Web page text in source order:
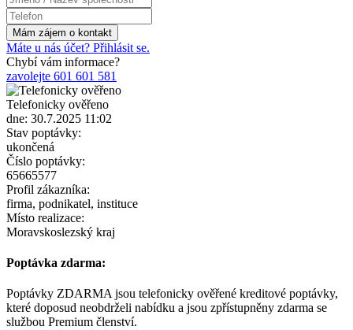
Máte u nás účet? Přihlásit se.
Chybí vám informace?
zavolejte 601 601 581
Telefonicky ověřeno
dne: 30.7.2025 11:02
Stav poptávky:
ukončená
Číslo poptávky:
65665577
Profil zákazníka:
firma, podnikatel, instituce
Místo realizace:
Moravskoslezský kraj
Poptávka zdarma:
Poptávky ZDARMA jsou telefonicky ověřené kreditové poptávky,
které doposud neobdrželi nabídku a jsou zpřístupněny zdarma se
službou Premium členství.